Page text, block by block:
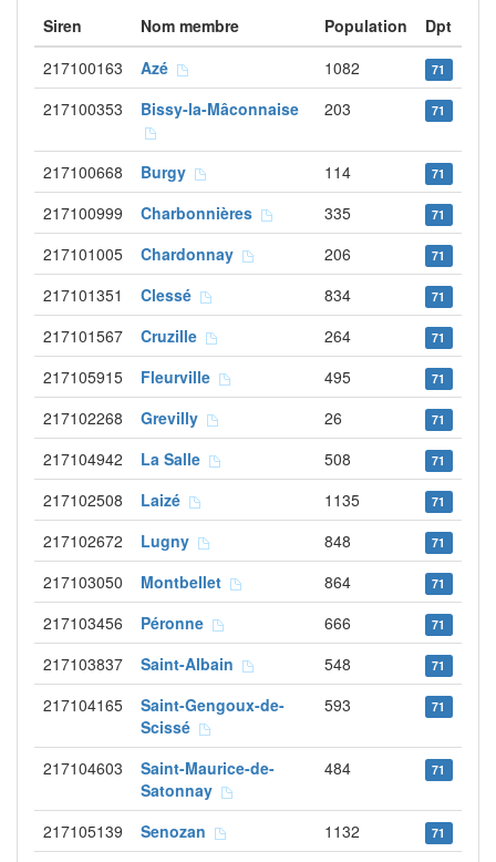
Siren Nom membre Population
Dpt
217100163
Azé 1082 71
217100353 Bissy-la-Mâconnaise 203 71
217100668 Burgy 114 71
217100999 Charbonnières 335 71
217101005 Chardonnay 206 71
217101351 Clessé 834 71
217101567 Cruzille 264 71
217105915 Fleurville 495 71
217102268 Grevilly 26 71
217104942 La Salle 508 71
217102508 Laizé 1135 71
217102672 Lugny 848 71
217103050 Montbellet 864 71
217103456 Péronne 666 71
217103837 Saint-Albain 548 71
217104165
Saint-Gengoux-de-
Scissé
593 71
217104603
Saint-Maurice-de-
Satonnay
484 71
217105139 Senozan 1132 71